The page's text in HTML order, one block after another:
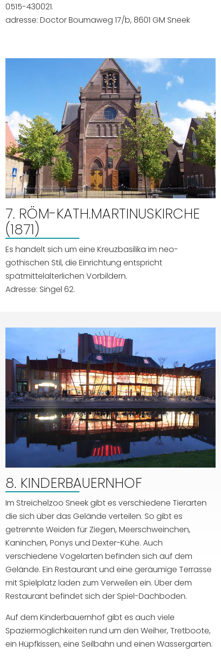
0515-430021.
adresse: Doctor Boumaweg 17/b, 8601 GM Sneek
7. RÖM-KATH.MARTINUSKIRCHE
(1871)
Es handelt sich um eine Kreuzbasilika im neo-
gothischen Stil, die Einrichtung entspricht
spätmittelalterlichen Vorbildern.
Adresse: Singel 62.
8. KINDERBAUERNHOF
Im Streichelzoo Sneek gibt es verschiedene Tierarten
die sich über das Gelände verteilen. So gibt es
getrennte Weiden für Ziegen, Meerschweinchen,
Kaninchen, Ponys und Dexter-Kühe. Auch
verschiedene Vogelarten befinden sich auf dem
Gelände. Ein Restaurant und eine geräumige Terrasse
mit Spielplatz laden zum Verweilen ein. Über dem
Restaurant befindet sich der Spiel-Dachboden.
Auf dem Kinderbauernhof gibt es auch viele
Spaziermöglichkeiten rund um den Weiher, Tretboote,
ein Hüpfkissen, eine Seilbahn und einen Wassergarten.